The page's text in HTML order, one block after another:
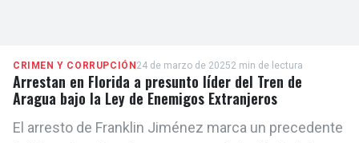
CRIMEN Y CORRUPCIÓN24 de marzo de 20252 min de lectura
Arrestan en Florida a presunto líder del Tren de
Aragua bajo la Ley de Enemigos Extranjeros
El arresto de Franklin Jiménez marca un precedente